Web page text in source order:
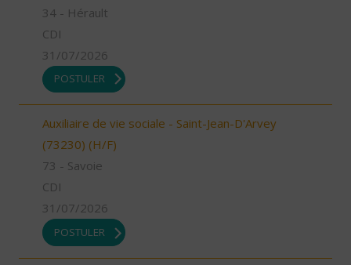
34 - Hérault
CDI
31/07/2026
POSTULER
Auxiliaire de vie sociale - Saint-Jean-D'Arvey
(73230) (H/F)
73 - Savoie
CDI
31/07/2026
POSTULER